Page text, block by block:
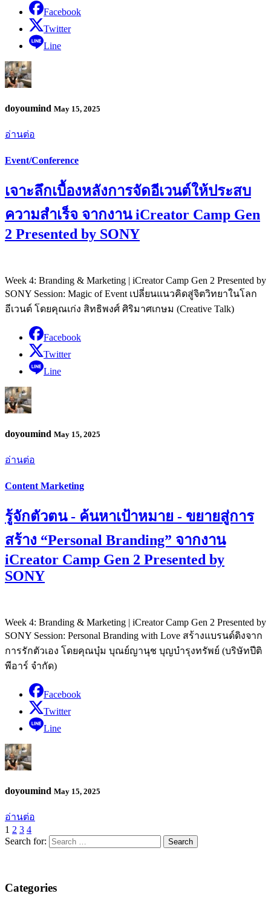
Facebook
Twitter
Line
doyoumind May 15, 2025
อ่านต่อ
Event/Conference
เจาะลึกเบื้องหลังการจัดอีเวนต์ให้ประสบ
ความสำเร็จ จากงาน iCreator Camp Gen
2 Presented by SONY
Week 4: Branding & Marketing | iCreator Camp Gen 2 Presented by
SONY Session: Magic of Event เปลี่ยนแนวคิดสู่จิตวิทยาในโลก
อีเวนต์ โดยคุณเก่ง สิทธิพงศ์ ศิริมาศเกษม (Creative Talk)
Facebook
Twitter
Line
doyoumind May 15, 2025
อ่านต่อ
Content Marketing
รู้จักตัวตน - ค้นหาเป้าหมาย - ขยายสู่การ
สร้าง “Personal Branding” จากงาน
iCreator Camp Gen 2 Presented by
SONY
Week 4: Branding & Marketing | iCreator Camp Gen 2 Presented by
SONY Session: Personal Branding with Love สร้างแบรนด์ดิงจาก
การรักตัวเอง โดยคุณบุ๋ม บุณย์ญานุช บุญบำรุงทรัพย์ (บริษัทปีติ
พีอาร์ จำกัด)
Facebook
Twitter
Line
doyoumind May 15, 2025
อ่านต่อ
1 2 3 4
Search for:
Categories